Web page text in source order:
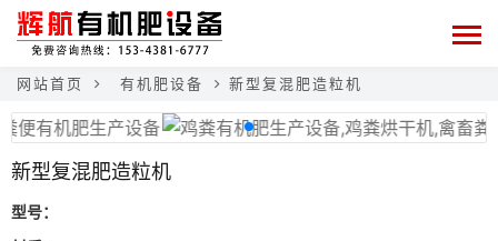
网站首页 有机肥设备 新型复混肥造粒机
新型复混肥造粒机
型号：